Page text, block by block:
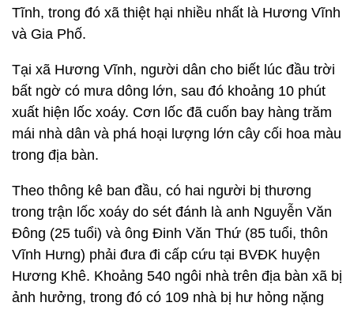
Tĩnh, trong đó xã thiệt hại nhiều nhất là Hương Vĩnh
và Gia Phố.
Tại xã Hương Vĩnh, người dân cho biết lúc đầu trời
bất ngờ có mưa dông lớn, sau đó khoảng 10 phút
xuất hiện lốc xoáy. Cơn lốc đã cuốn bay hàng trăm
mái nhà dân và phá hoại lượng lớn cây cối hoa màu
trong địa bàn.
Theo thông kê ban đầu, có hai người bị thương
trong trận lốc xoáy do sét đánh là anh Nguyễn Văn
Đông (25 tuổi) và ông Đinh Văn Thứ (85 tuổi, thôn
Vĩnh Hưng) phải đưa đi cấp cứu tại BVĐK huyện
Hương Khê. Khoảng 540 ngôi nhà trên địa bàn xã bị
ảnh hưởng, trong đó có 109 nhà bị hư hỏng nặng